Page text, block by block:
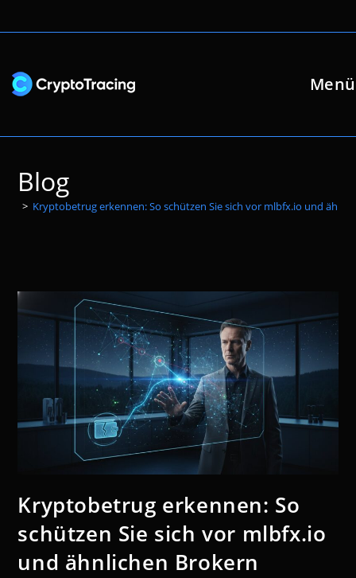
Inhalt
Menü
Blog
> Kryptobetrug erkennen: So schützen Sie sich vor mlbfx.io und
Kryptobetrug erkennen: So
schützen Sie sich vor mlbfx.io
und ähnlichen Brokern